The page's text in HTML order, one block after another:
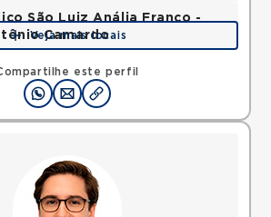
este perfil
São Luiz Anália Franco -
Camardo
Tatuape, Sao Paulo, SP,
Veja mais locais